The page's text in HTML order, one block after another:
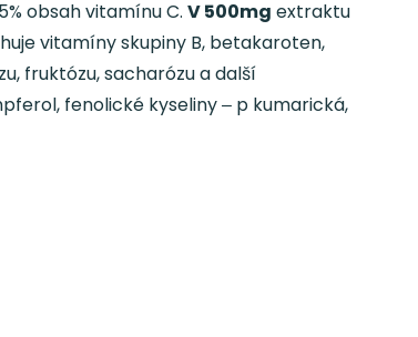
obsah vitamínu C. V 500mg extraktu
vitamíny skupiny B, betakaroten,
fruktózu, sacharózu a další
fenolické kyseliny ‒ p kumarická,